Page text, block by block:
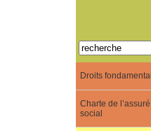
À
Droits
Charte de l’assuré
social